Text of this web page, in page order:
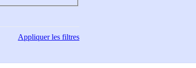
Appliquerles filtres